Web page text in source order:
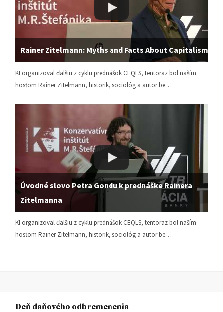
Rainer Zitelmann: Myths and Facts About Capitalism
KI organizoval ďalšiu z cyklu prednášok CEQLS, tentoraz bol naším
hosťom Rainer Zitelmann, historik, sociológ a autor be…
Úvodné slovo Petra Gondu k prednáške Rainera
Zitelmanna
KI organizoval ďalšiu z cyklu prednášok CEQLS, tentoraz bol naším
hosťom Rainer Zitelmann, historik, sociológ a autor be…
Deň daňového odbremenenia